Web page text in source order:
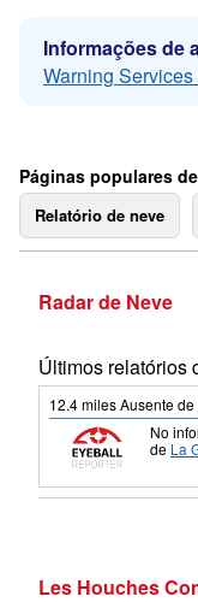
Informações de
Warning Services
Páginas populares
Relatório de neve
Radar de Neve
Últimos relatórios
12.4milesAusente
No
de La
Les Houches